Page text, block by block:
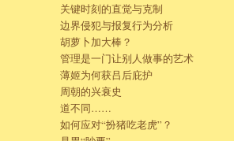
关键时刻的直觉与克制
边界侵犯与报复行为分析
胡萝卜加大棒？
管理是一门让别人做事的艺术
薄姬为何获吕后庇护
周朝的兴衰史
道不同……
如何应对“扮猪吃老虎”？